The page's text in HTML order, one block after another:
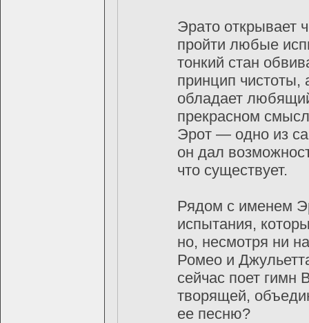
Эрато открывает
пройти любые
тонкий стан
принцип чистоты,
обладает
прекрасном
Эрот — одно из
он дал
что существует.
Рядом с именем
испытания,
но, несмотря ни
Ромео и
сейчас поет
творящей,
ее песню?